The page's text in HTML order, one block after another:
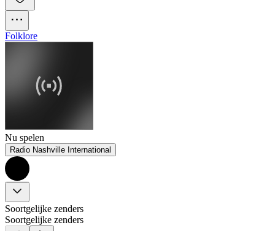
Folklore
Nu spelen
Radio Nashville International
Soortgelijke zenders
Soortgelijke zenders